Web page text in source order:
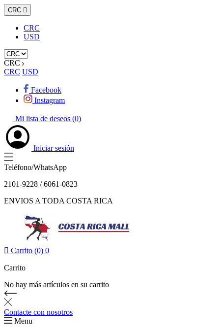
CRC 
CRC
USD
CRC
CRC USD
Facebook
Instagram
Mi lista de deseos (0)
Iniciar sesión
Teléfono/WhatsApp
2101-9228 / 6061-0823
ENVIOS A TODA COSTA RICA
 Carrito (0) 0
Carrito
No hay más artículos en su carrito
Contacte con nosotros
Menu